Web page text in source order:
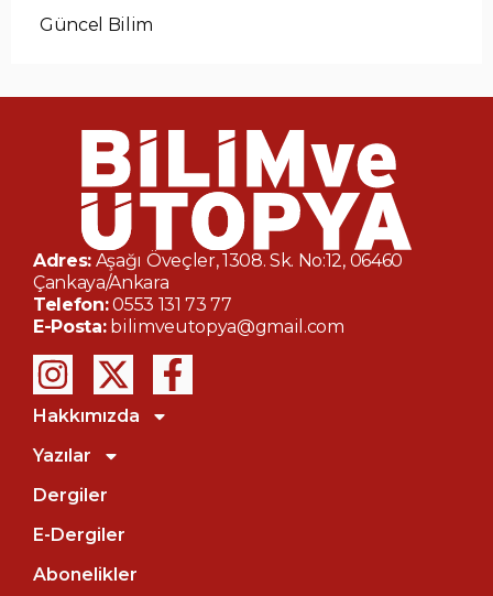
Güncel Bilim
Adres: Aşağı Öveçler, 1308. Sk. No:12, 06460
Çankaya/Ankara
Telefon:0553 131 73 77
E-Posta: bilimveutopya@gmail.com
Hakkımızda
Yazılar
Dergiler
E-Dergiler
Abonelikler